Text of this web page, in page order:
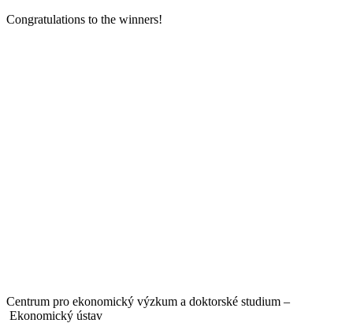
Congratulations to the winners!
Centrum pro ekonomický výzkum a doktorské studium –
Ekonomický ústav